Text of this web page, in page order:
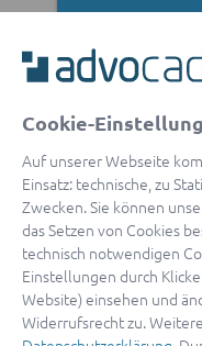
By continuing, you are
Cookie-
Auf unserer Webseite
Einsatz: technische, zu
Zwecken. Sie können
das Setzen von Cookies
technisch notwendigen
Einstellungen durch
Website) einsehen und
Widerrufsrecht zu.